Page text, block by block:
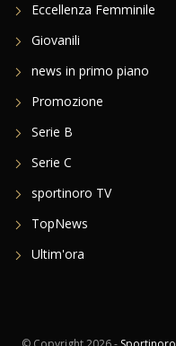
Eccellenza Femminile
Giovanili
news in primo piano
Promozione
Serie B
Serie C
sportinoro TV
TopNews
Ultim'ora